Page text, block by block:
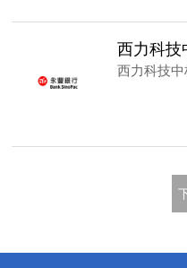
况、汇款
西力科技中